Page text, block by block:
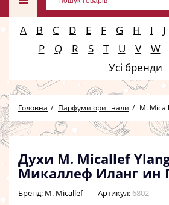
A B C D E F G H I J
P
Q R S T U V W
Усі бренди
Головна Парфуми оригінали M.
Духи M. Micallef
Микаллеф Иланг ин
Бренд: M. Micallef Артикул: 6802